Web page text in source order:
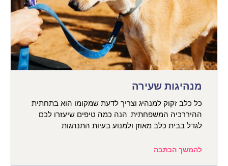
מנהיגות שעירה
כל כלב זקוק למנהיג וצריך לדעת שמקומו הוא בתחתית
ההיררכיה המשפחתית. הנה כמה טיפים שיעזרו לכם
לגדל בבית כלב מאוזן ולמנוע בעיות התנהגות
להמשך הכתבה